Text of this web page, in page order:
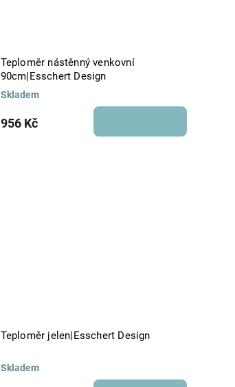
Teploměr nástěnný venkovní
90cm|Esschert Design
Skladem
956 Kč
Teploměr jelen|Esschert Design
Skladem